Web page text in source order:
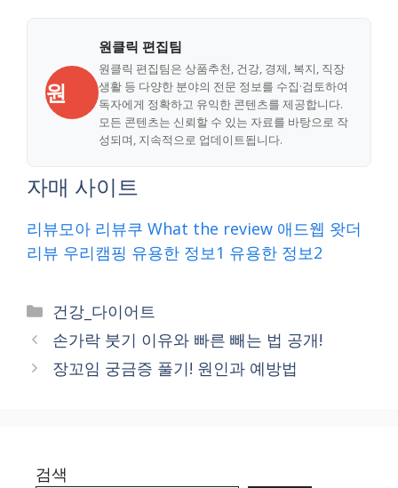
원
원클릭 편집팀
원클릭 편집팀은 상품추천, 건강, 경제, 복지, 직장
생활 등 다양한 분야의 전문 정보를 수집·검토하여
독자에게 정확하고 유익한 콘텐츠를 제공합니다.
모든 콘텐츠는 신뢰할 수 있는 자료를 바탕으로 작
성되며, 지속적으로 업데이트됩니다.
자매 사이트
리뷰모아 리뷰쿠 What the review 애드웹 왓더
리뷰 우리캠핑 유용한 정보1 유용한 정보2
Categories
건강_다이어트
손가락 붓기 이유와 빠른 빼는 법 공개!
장꼬임 궁금증 풀기! 원인과 예방법
검색